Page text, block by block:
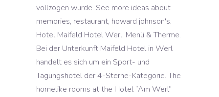
vollzogen wurde. See more ideas about
memories, restaurant, howard johnson's.
Hotel Maifeld Hotel Werl. Menü & Therme.
Bei der Unterkunft Maifeld Hotel in Werl
handelt es sich um ein Sport- und
Tagungshotel der 4-Sterne-Kategorie. The
homelike rooms at the Hotel “Am Werl”